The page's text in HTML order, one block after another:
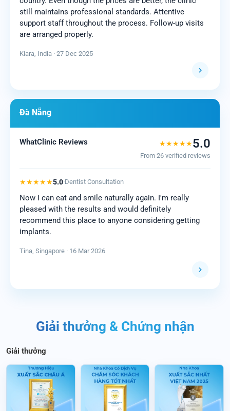
still maintains professional standards. Attentive
support staff throughout the process. Follow-up visits
are arranged properly.
Kiara, India · 27 Dec 2025
Đà Nẵng
WhatClinic Reviews ★★★★★5.0
From 26 verified reviews
★★★★★5.0·Dentist Consultation
Now I can eat and smile naturally again. I'm really
pleased with the results and would definitely
recommend this place to anyone considering getting
implants.
Tina, Singapore · 16 Mar 2026
Giải thưởng & Chứng nhận
Giải thưởng